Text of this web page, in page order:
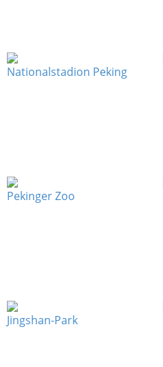
Nationalstadion Peking
Pekinger Zoo
Jingshan-Park